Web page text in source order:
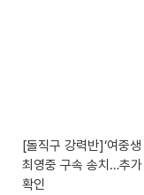
[돌직구 강력반]‘여중생
최영중 구속 송치…추
확인